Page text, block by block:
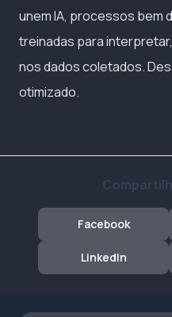
unem IA, processos bem
treinadas para
nos dados coletados.
otimizado.
Facebook
LinkedIn